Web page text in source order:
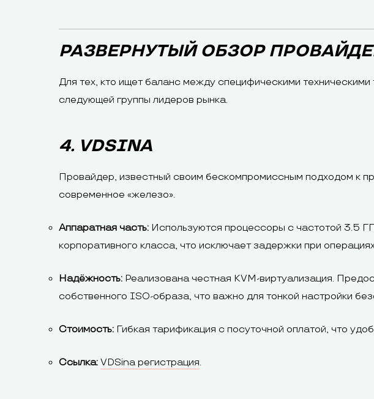
РАЗВЕРНУТЫЙ ОБЗОР
Для тех, кто ищет баланс между специфическими
следующей группы лидеров рынка.
4. VDSINA
Провайдер, известный своим бескомпромиссным подходом к
современное «железо».
Аппаратная часть: Используются процессоры с частотой 3.5
корпоративного класса, что исключает задержки при
Надёжность: Реализована честная KVM-виртуализация.
собственного ISO-образа, что важно для тонкой настройки
Стоимость: Гибкая тарификация с посуточной оплатой, что
Ссылка: VDSina регистрация.